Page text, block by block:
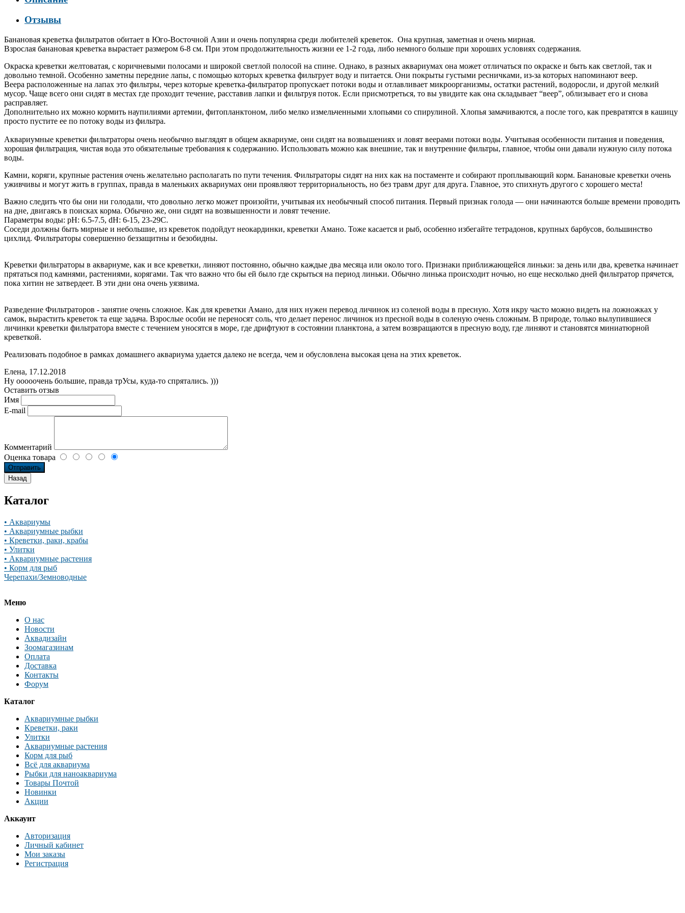
Отзывы
Банановая креветка фильтратов обитает в Юго-Восточной Азии и очень популярна среди любителей креветок. Она крупная, заметная и очень мирная.
Взрослая банановая креветка вырастает размером 6-8 см. При этом продолжительность жизни ее 1-2 года, либо немного больше при хороших условиях содержания.
Окраска креветки желтоватая, с коричневыми полосами и широкой светлой полосой на спине. Однако, в разных аквариумах она может отличаться по окраске и быть как светлой, так и
довольно темной. Особенно заметны передние лапы, с помощью которых креветка фильтрует воду и питается. Они покрыты густыми ресничками, из-за которых напоминают веер.
Веера расположенные на лапах это фильтры, через которые креветка-фильтратор пропускает потоки воды и отлавливает микроорганизмы, остатки растений, водоросли, и другой мелкий
мусор. Чаще всего они сидят в местах где проходит течение, расставив лапки и фильтруя поток. Если присмотреться, то вы увидите как она складывает “веер”, облизывает его и снова
расправляет.
Дополнительно их можно кормить наупилиями артемии, фитопланктоном, либо мелко измельченными хлопьями со спирулиной. Хлопья замачиваются, а после того, как превратятся в кашицу
просто пустите ее по потоку воды из фильтра.
Аквариумные креветки фильтраторы очень необычно выглядят в общем аквариуме, они сидят на возвышениях и ловят веерами потоки воды. Учитывая особенности питания и поведения,
хорошая фильтрация, чистая вода это обязательные требования к содержанию. Использовать можно как внешние, так и внутренние фильтры, главное, чтобы они давали нужную силу потока
воды.
Камни, коряги, крупные растения очень желательно располагать по пути течения. Фильтраторы сидят на них как на постаменте и собирают проплывающий корм. Банановые креветки очень
уживчивы и могут жить в группах, правда в маленьких аквариумах они проявляют территориальность, но без травм друг для друга. Главное, это спихнуть другого с хорошего места!
Важно следить что бы они ни голодали, что довольно легко может произойти, учитывая их необычный способ питания. Первый признак голода — они начинаются больше времени проводить
на дне, двигаясь в поисках корма. Обычно же, они сидят на возвышенности и ловят течение.
Параметры воды: pH: 6.5-7.5, dH: 6-15, 23-29С.
Соседи должны быть мирные и небольшие, из креветок подойдут неокардинки, креветки Амано. Тоже касается и рыб, особенно избегайте тетрадонов, крупных барбусов, большинство
цихлид. Фильтраторы совершенно беззащитны и безобидны.
Креветки фильтраторы в аквариуме, как и все креветки, линяют постоянно, обычно каждые два месяца или около того. Признаки приближающейся линьки: за день или два, креветка начинает
прятаться под камнями, растениями, корягами. Так что важно что бы ей было где скрыться на период линьки. Обычно линька происходит ночью, но еще несколько дней фильтратор прячется,
пока хитин не затвердеет. В эти дни она очень уязвима.
Разведение Фильтраторов - занятие очень сложное. Как для креветки Амано, для них нужен перевод личинок из соленой воды в пресную. Хотя икру часто можно видеть на ложножках у
самок, вырастить креветок та еще задача. Взрослые особи не переносят соль, что делает перенос личинок из пресной воды в соленую очень сложным. В природе, только вылупившиеся
личинки креветки фильтратора вместе с течением уносятся в море, где дрифтуют в состоянии планктона, а затем возвращаются в пресную воду, где линяют и становятся миниатюрной
креветкой.
Реализовать подобное в рамках домашнего аквариума удается далеко не всегда, чем и обусловлена высокая цена на этих креветок.
Елена, 17.12.2018
Ну ооооочень большие, правда трУсы, куда-то спрятались. )))
Оставить отзыв
Имя
E-mail
Комментарий
Оценка товара
Каталог
• Аквариумы
• Аквариумные рыбки
• Креветки, раки, крабы
• Улитки
• Аквариумные растения
• Корм для рыб
Черепахи/Земноводные
Меню
О нас
Новости
Аквадизайн
Зоомагазинам
Оплата
Доставка
Контакты
Форум
Каталог
Аквариумные рыбки
Креветки, раки
Улитки
Аквариумные растения
Корм для рыб
Всё для аквариума
Рыбки для наноаквариума
Товары Почтой
Новинки
Акции
Аккаунт
Авторизация
Личный кабинет
Мои заказы
Регистрация